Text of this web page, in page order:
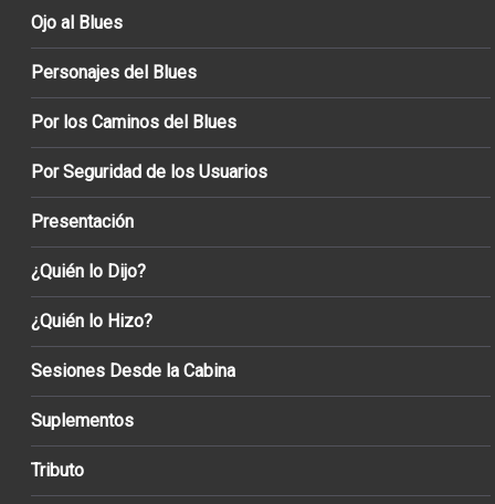
Ojo al Blues
Personajes del Blues
Por los Caminos del Blues
Por Seguridad de los Usuarios
Presentación
¿Quién lo Dijo?
¿Quién lo Hizo?
Sesiones Desde la Cabina
Suplementos
Tributo